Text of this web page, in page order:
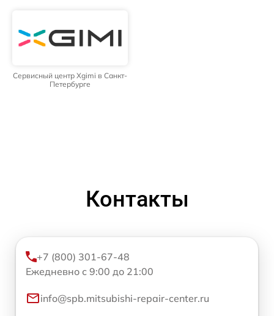
Сервисный центр Xgimi в Санкт-
Петербурге
Контакты
+7 (800) 301-67-48
Ежедневно с 9:00 до 21:00
info@spb.mitsubishi-repair-center.ru